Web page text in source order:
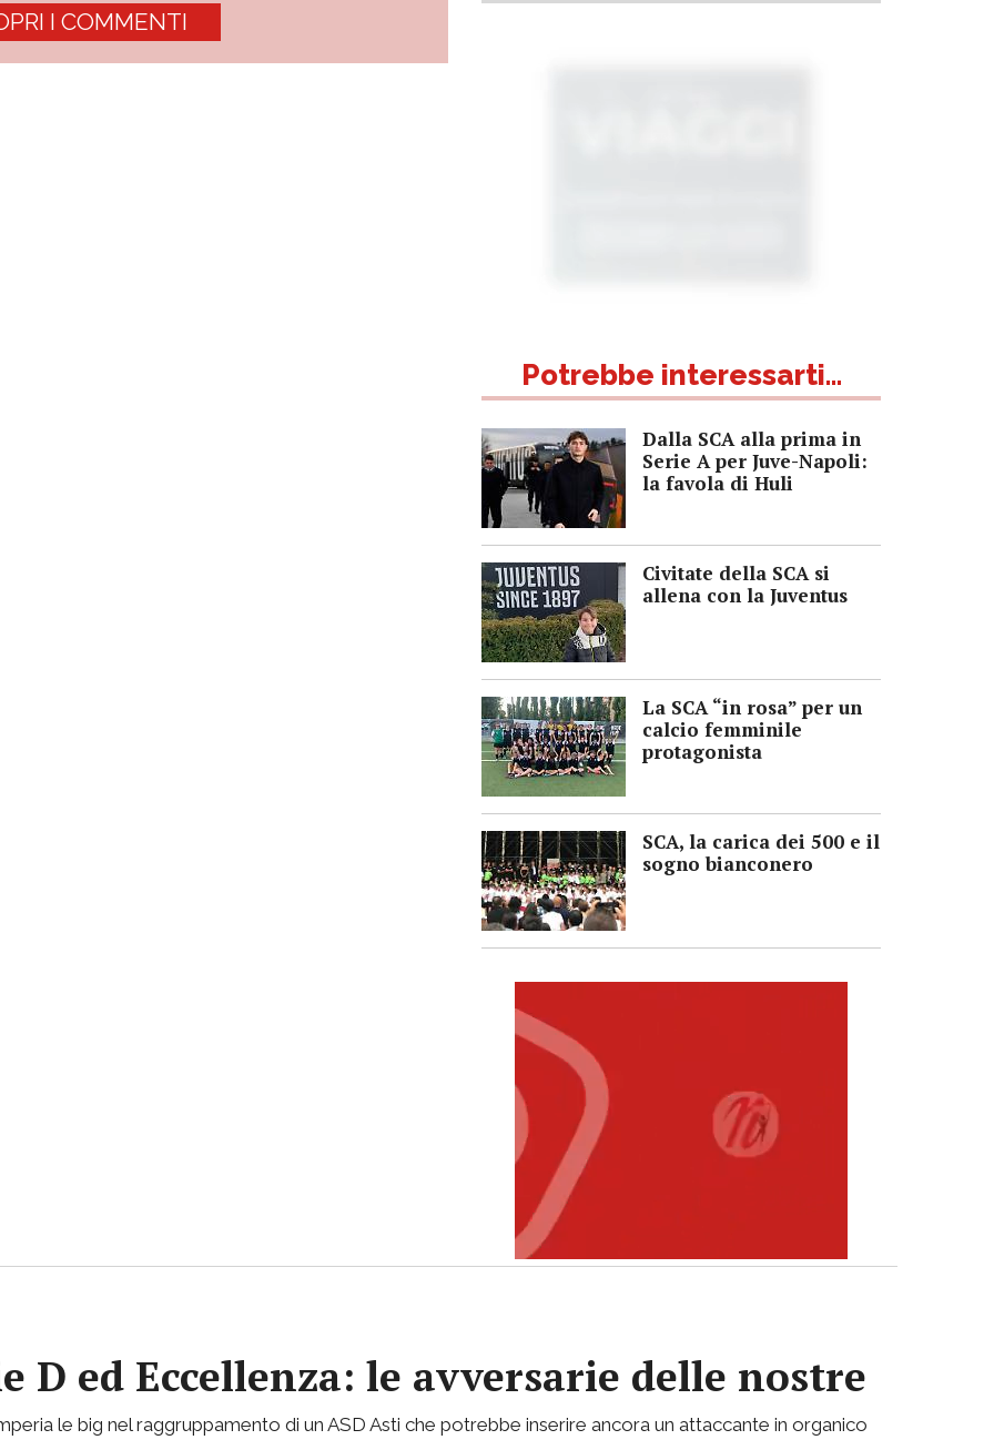
I COMMENTI
Potrebbe interessarti...
Dalla SCA alla prima in
Serie A per Juve-Napoli:
la favola di Huli
Civitate della SCA si
allena con la Juventus
La SCA “in rosa” per un
calcio femminile
protagonista
SCA, la carica dei 500 e il
sogno bianconero
D ed Eccellenza: le avversarie delle nostre
le big nel raggruppamento di un ASD Asti che potrebbe inserire ancora un attaccante in organico